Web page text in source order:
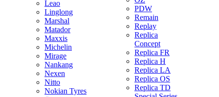
Leao
Linglong
Marshal
Matador
Maxxis
Michelin
Mirage
Nankang
Nexen
Nitto
Nokian Tyres
PDW
Remain
Replay
Replica
Concept
Replica FR
Replica H
Replica LA
Replica OS
Replica TD